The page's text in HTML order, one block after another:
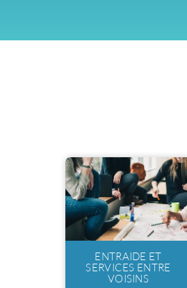
ENTRAIDE ET
SERVICES ENTRE
VOISINS